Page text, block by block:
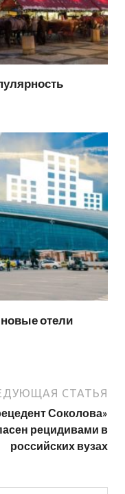
отели
СТАТЬЯ
Соколова»
рецидивами в
российских вузах